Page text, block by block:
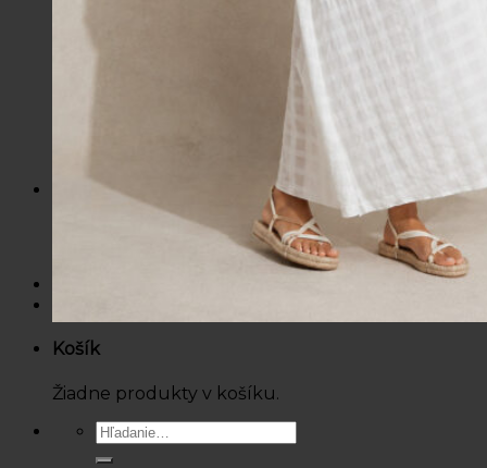
Bazárová ponuka
Dámske
Košík
Žiadne produkty v košíku.
Hľadať: